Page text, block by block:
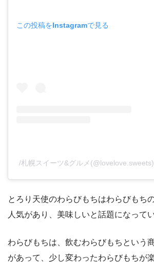
この投稿をInstagramで見る
/札幌スイーツ&グルメ
とろり天使のわらびもちはわらびもち
人気があり、美味しいと話題になってい
わらびもちは、飲むわらびもちという
があって、少し変わったわらびもちが